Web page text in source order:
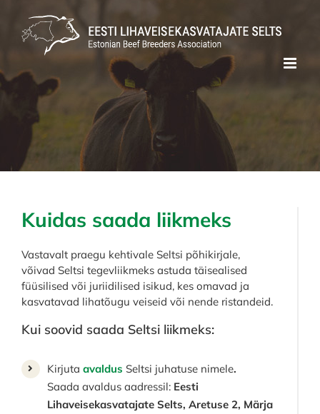
content
Kuidas saada liikmeks
Vastavalt praegu kehtivale Seltsi põhikirjale,
võivad Seltsi tegevliikmeks astuda täisealised
füüsilised või juriidilised isikud, kes omavad ja
kasvatavad lihatõugu veiseid või nende ristandeid.
Kui soovid saada Seltsi liikmeks:
Kirjuta avaldus Seltsi juhatuse nimele.
Saada avaldus aadressil: Eesti
Lihaveisekasvatajate Selts, Aretuse 2, Märja